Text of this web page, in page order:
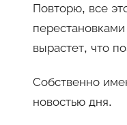
Повторю, все
вырастет, что
Собственно
новостью дня.